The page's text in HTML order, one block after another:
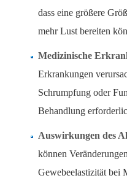
dass eine größere
mehr Lust bereiten
Medizinische
Erkrankungen
Schrumpfung oder
Behandlung
Auswirkungen des
können
Gewebeelastizität bei